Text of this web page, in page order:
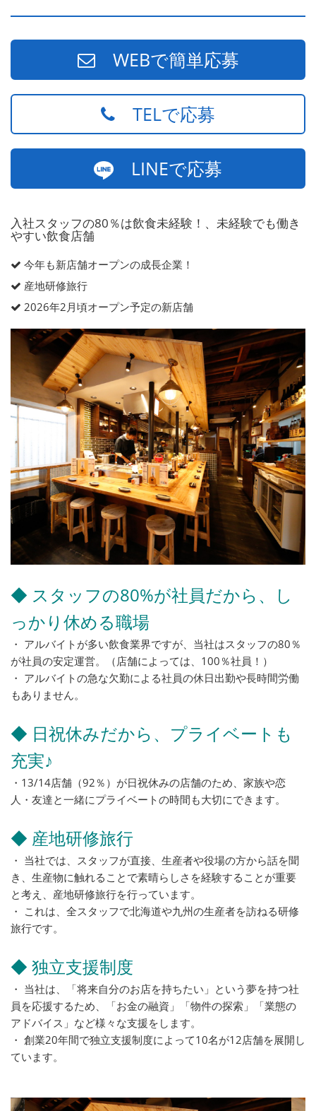
WEBで簡単応募
TELで応募
LINEで応募
入社スタッフの80％は飲食未経験！、未経験でも働き
やすい飲食店舗
今年も新店舗オープンの成長企業！
産地研修旅行
2026年2月頃オープン予定の新店舗
◆ スタッフの80%が社員だから、し
っかり休める職場
・ アルバイトが多い飲食業界ですが、当社はスタッフの80％
が社員の安定運営。（店舗によっては、100％社員！）
・ アルバイトの急な欠勤による社員の休日出勤や長時間労働
もありません。
◆ 日祝休みだから、プライベートも
充実♪
・13/14店舗（92％）が日祝休みの店舗のため、家族や恋
人・友達と一緒にプライベートの時間も大切にできます。
◆ 産地研修旅行
・ 当社では、スタッフが直接、生産者や役場の方から話を聞
き、生産物に触れることで素晴らしさを経験することが重要
と考え、産地研修旅行を行っています。
・ これは、全スタッフで北海道や九州の生産者を訪ねる研修
旅行です。
◆ 独立支援制度
・ 当社は、「将来自分のお店を持ちたい」という夢を持つ社
員を応援するため、「お金の融資」「物件の探索」「業態の
アドバイス」など様々な支援をします。
・ 創業20年間で独立支援制度によって10名が12店舗を展開し
ています。